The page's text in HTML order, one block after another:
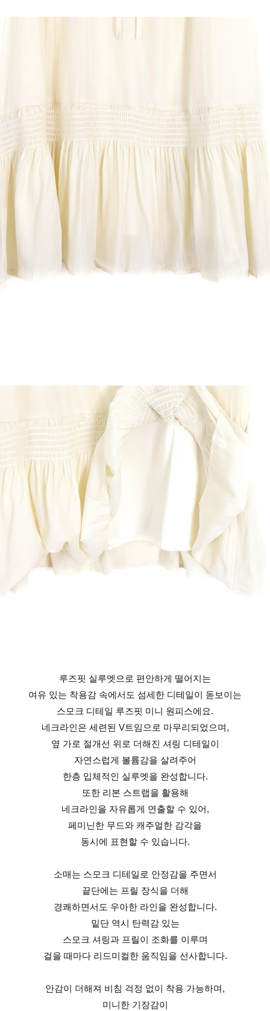
루즈핏 실루엣으로 편안하게 떨어지는
여유 있는 착용감 속에서도 섬세한 디테일이 돋보이는
스모크 디테일 루즈핏 미니 원피스에요.
네크라인은 세련된 V트임으로 마무리되었으며,
옆 가로 절개선 위로 더해진 셔링 디테일이
자연스럽게 볼륨감을 살려주어
한층 입체적인 실루엣을 완성합니다.
또한 리본 스트랩을 활용해
네크라인을 자유롭게 연출할 수 있어,
페미닌한 무드와 캐주얼한 감각을
동시에 표현할 수 있습니다.
소매는 스모크 디테일로 안정감을 주면서
끝단에는 프릴 장식을 더해
경쾌하면서도 우아한 라인을 완성합니다.
밑단 역시 탄력감 있는
스모크 셔링과 프릴이 조화를 이루며
걸을 때마다 리드미컬한 움직임을 선사합니다.
안감이 더해져 비침 걱정 없이 착용 가능하며,
미니한 기장감이